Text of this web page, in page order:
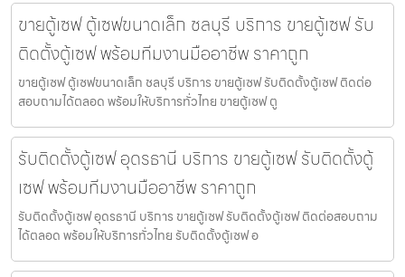
ขายตู้เซฟ ตู้เซฟขนาดเล็ก ชลบุรี บริการ ขายตู้เซฟ รับ
ติดตั้งตู้เซฟ พร้อมทีมงานมืออาชีพ ราคาถูก
ขายตู้เซฟ ตู้เซฟขนาดเล็ก ชลบุรี บริการ ขายตู้เซฟ รับติดตั้งตู้เซฟ ติดต่อ
สอบถามได้ตลอด พร้อมให้บริการทั่วไทย ขายตู้เซฟ ตู
รับติดตั้งตู้เซฟ อุดรธานี บริการ ขายตู้เซฟ รับติดตั้งตู้
เซฟ พร้อมทีมงานมืออาชีพ ราคาถูก
รับติดตั้งตู้เซฟ อุดรธานี บริการ ขายตู้เซฟ รับติดตั้งตู้เซฟ ติดต่อสอบถาม
ได้ตลอด พร้อมให้บริการทั่วไทย รับติดตั้งตู้เซฟ อ